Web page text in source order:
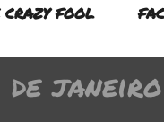
FOOL
janeiro